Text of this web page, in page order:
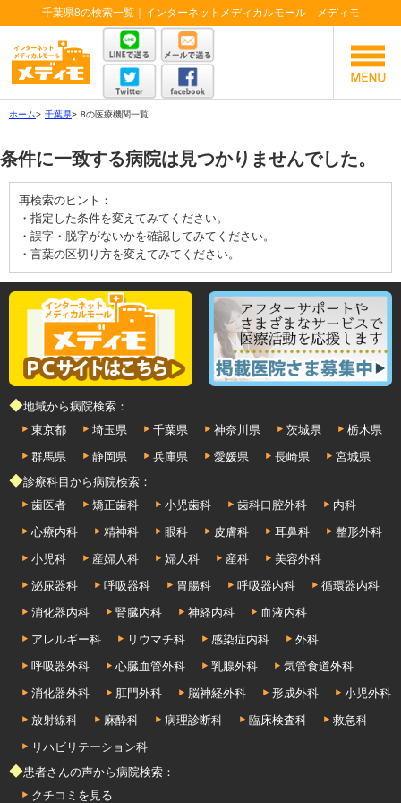
千葉県8の検索一覧｜インターネットメディカルモール メディモ
ホーム> 千葉県> 8の医療機関一覧
条件に一致する病院は見つかりませんでした。
再検索のヒント：
・指定した条件を変えてみてください。
・誤字・脱字がないかを確認してみてください。
・言葉の区切り方を変えてみてください。
◆地域から病院検索：
東京都
埼玉県 千葉県 神奈川県 茨城県
栃木県
群馬県
静岡県 兵庫県 愛媛県 長崎県
宮城県
◆診療科目から病院検索：
歯医者
矯正歯科 小児歯科 歯科口腔外科
内科
心療内科
精神科 眼科 皮膚科 耳鼻科
整形外科
小児科
産婦人科 婦人科 産科
美容外科
泌尿器科
呼吸器科 胃腸科 呼吸器内科
循環器内科
消化器内科
腎臓内科 神経内科
血液内科
アレルギー科
リウマチ科 感染症内科
外科
呼吸器外科
心臓血管外科 乳腺外科
気管食道外科
消化器外科
肛門外科 脳神経外科 形成外科
小児外科
放射線科
麻酔科 病理診断科 臨床検査科
救急科
リハビリテーション科
◆患者さんの声から病院検索：
クチコミを見る